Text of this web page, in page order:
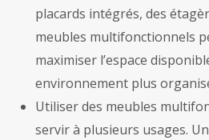
placards intégrés, des
meubles multifonctionnels
maximiser l’espace
environnement plus
Utiliser des meubles
servir à plusieurs usages.